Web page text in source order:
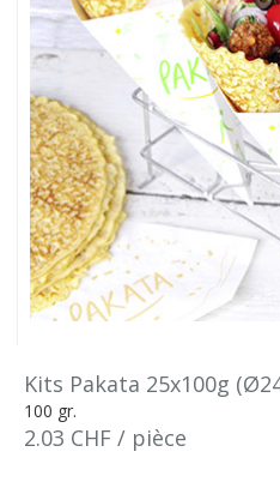
Kits Pakata 25x100g
100 gr.
2.03 CHF / pièce